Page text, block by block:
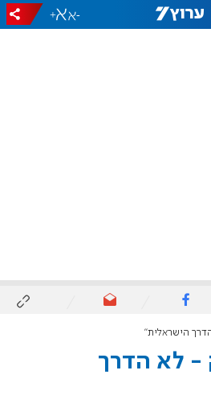
-
+
הישראלית"
- לא הדרך